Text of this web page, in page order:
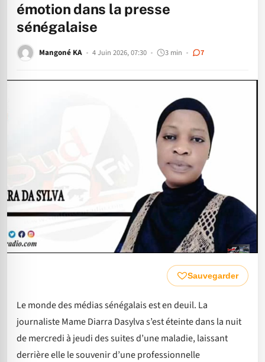
émotion dans la presse
sénégalaise
Mangoné KA 4 Juin 2026, 07:30 3 min 7
Sauvegarder
Le monde des médias sénégalais est en deuil. La
journaliste Mame Diarra Dasylva s’est éteinte dans la nuit
de mercredi à jeudi des suites d’une maladie, laissant
derrière elle le souvenir d’une professionnelle